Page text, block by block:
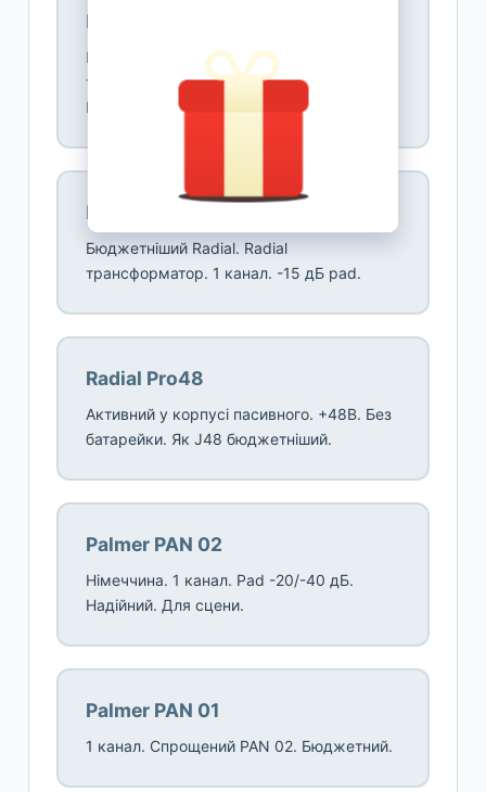
Radial JDI
Преміум пасивний. Jensen JT-DB-E
трансформатор. 1 канал. -15 дБ pad.
Канада. Стандарт студій.
Radial ProDI
Бюджетніший Radial. Radial
трансформатор. 1 канал. -15 дБ pad.
Radial Pro48
Активний у корпусі пасивного. +48В. Без
батарейки. Як J48 бюджетніший.
Palmer PAN 02
Німеччина. 1 канал. Pad -20/-40 дБ.
Надійний. Для сцени.
Palmer PAN 01
1 канал. Спрощений PAN 02. Бюджетний.